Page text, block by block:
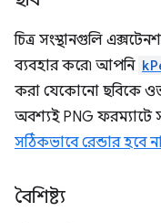
চিত্র সংস্থানগুলি
ব্যবহার করে৷ আপনি
করা যেকোনো ছবিকে
অবশ্যই PNG ফরম্যাটে
সঠিকভাবে রেন্ডার হবে
বৈশিষ্ট্য